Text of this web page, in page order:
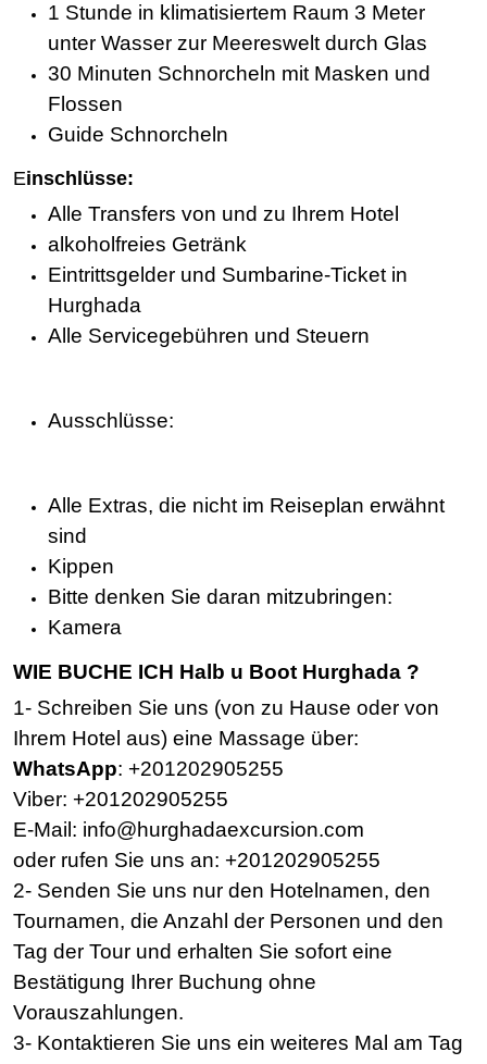
1 Stunde in klimatisiertem Raum 3 Meter
unter Wasser zur Meereswelt durch Glas
30 Minuten Schnorcheln mit Masken und
Flossen
Guide Schnorcheln
Einschlüsse:
Alle Transfers von und zu Ihrem Hotel
alkoholfreies Getränk
Eintrittsgelder und Sumbarine-Ticket in
Hurghada
Alle Servicegebühren und Steuern
Ausschlüsse:
Alle Extras, die nicht im Reiseplan erwähnt
sind
Kippen
Bitte denken Sie daran mitzubringen:
Kamera
WIE BUCHE ICH Halb u Boot Hurghada ?
1- Schreiben Sie uns (von zu Hause oder von
Ihrem Hotel aus) eine Massage über:
WhatsApp: +201202905255
Viber: +201202905255
E-Mail: info@hurghadaexcursion.com
oder rufen Sie uns an: +201202905255
2- Senden Sie uns nur den Hotelnamen, den
Tournamen, die Anzahl der Personen und den
Tag der Tour und erhalten Sie sofort eine
Bestätigung Ihrer Buchung ohne
Vorauszahlungen.
3- Kontaktieren Sie uns ein weiteres Mal am Tag